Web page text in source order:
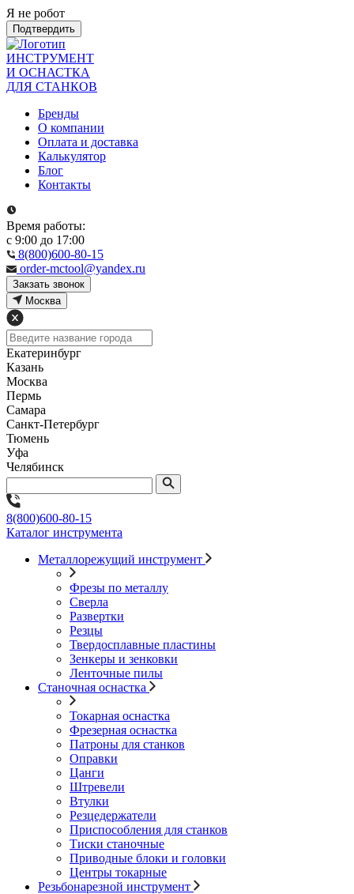
Я не робот
Подтвердить
ИНСТРУМЕНТ
И ОСНАСТКА
ДЛЯ СТАНКОВ
Бренды
О компании
Оплата и доставка
Калькулятор
Блог
Контакты
Время работы:
с 9:00 до 17:00
8(800)600-80-15
order-mctool@yandex.ru
Закзать звонок
Москва
Екатеринбург
Казань
Москва
Пермь
Самара
Санкт-Петербург
Тюмень
Уфа
Челябинск
8(800)600-80-15
Каталог инструмента
Металлорежущий инструмент
Фрезы по металлу
Сверла
Развертки
Резцы
Твердосплавные пластины
Зенкеры и зенковки
Ленточные пилы
Станочная оснастка
Токарная оснастка
Фрезерная оснастка
Патроны для станков
Оправки
Цанги
Штревели
Втулки
Резцедержатели
Приспособления для станков
Тиски станочные
Приводные блоки и головки
Центры токарные
Резьбонарезной инструмент